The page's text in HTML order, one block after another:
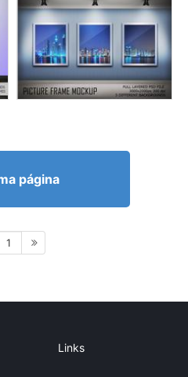
página
1
Links